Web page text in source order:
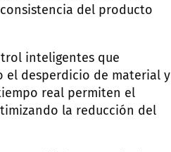
del producto
inteligentes que
el desperdicio de material y
real permiten el
la reducción del